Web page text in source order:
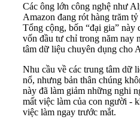
Các ông lớn công nghệ như
Amazon đang rót hàng trăm
Tổng cộng, bốn “đại gia”
vốn đầu tư chỉ trong năm nay
tâm dữ liệu chuyên dụng cho
Nhu cầu về các trung tâm dữ
nổ, nhưng bản thân chúng
này đã làm giảm những nghi
mất việc làm của con người -
việc làm ngay trước mắt.